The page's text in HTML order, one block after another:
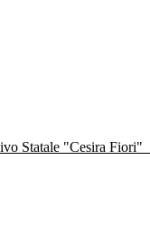
Statale "Cesira Fiori"